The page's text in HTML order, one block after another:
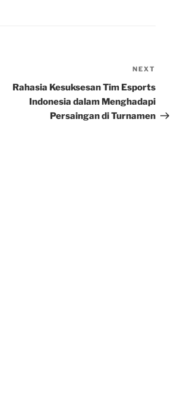
Post
NEXT
Rahasia Kesuksesan Tim Esports
Indonesia dalam Menghadapi
Persaingan di Turnamen